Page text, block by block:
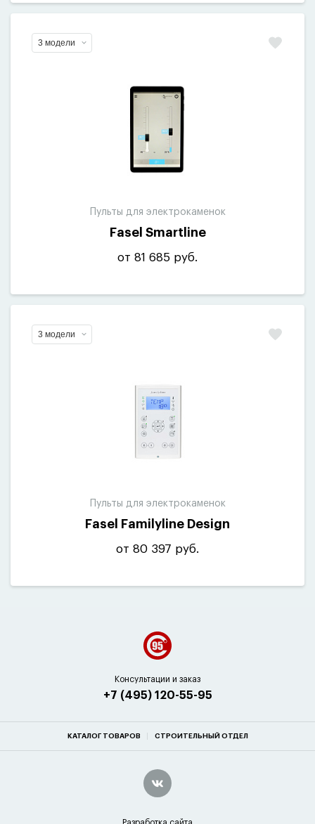
3 модели
Пульты для электрокаменок
Fasel Smartline
от 81 685 руб.
3 модели
Пульты для электрокаменок
Fasel Familyline Design
от 80 397 руб.
Консультации и заказ
+7 (495) 120-55-95
КАТАЛОГ ТОВАРОВ СТРОИТЕЛЬНЫЙ ОТДЕЛ